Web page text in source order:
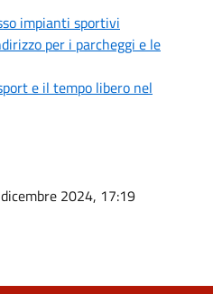
impianti sportivi
per i parcheggi e le
e il tempo libero nel
2024, 17:19